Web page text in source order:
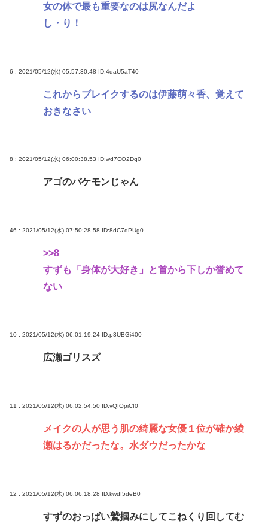
女の体で最も重要なのは尻なんだよ
し・り！
6 : 2021/05/12(水) 05:57:30.48 ID:4daU5aT40
これからブレイクするのは伊藤萌々香、覚えて
おきなさい
8 : 2021/05/12(水) 06:00:38.53 ID:wd7CO2Dq0
アゴのバケモンじゃん
46 : 2021/05/12(水) 07:50:28.58 ID:8dC7dPUg0
>>8
すずも「身体が大好き」と首から下しか誉めて
ない
10 : 2021/05/12(水) 06:01:19.24 ID:p3UBGi400
広瀬ゴリスズ
11 : 2021/05/12(水) 06:02:54.50 ID:vQIOpiCf0
メイクの人が思う肌の綺麗な女優１位が確か綾
瀬はるかだったな。水ダウだったかな
12 : 2021/05/12(水) 06:06:18.28 ID:kwdI5deB0
すずのおっぱい鷲掴みにしてこねくり回してむ